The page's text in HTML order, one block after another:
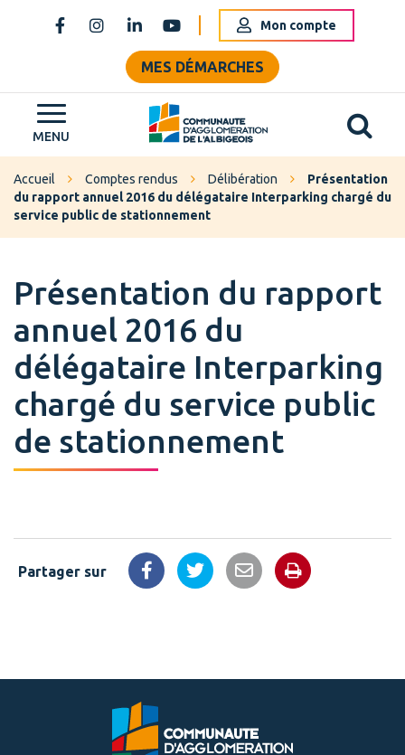
Lien vers le compte Facebook
Lien vers le compte Instagram
Lien vers le compte Linkedin
Lien vers la chaîne Youtube
Mon compte
MES DÉMARCHES
MENU Grand Albigeois
Accueil Comptes rendus Délibération
Présentation
du rapport annuel 2016 du délégataire Interparking chargé du
service public de stationnement
Présentation du rapport
annuel 2016 du
délégataire Interparking
chargé du service public
de stationnement
Partager sur Partager sur Facebook
Partager sur Twitter
Partager par email
Imprimer la